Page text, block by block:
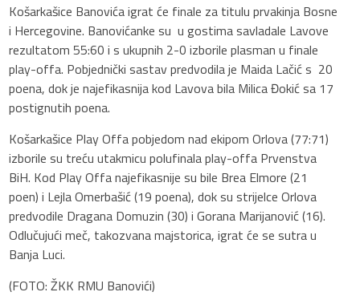
Košarkašice Banovića igrat će finale za titulu prvakinja Bosne
i Hercegovine. Banovićanke su u gostima savladale Lavove
rezultatom 55:60 i s ukupnih 2-0 izborile plasman u finale
play-offa. Pobjednički sastav predvodila je Maida Lačić s 20
poena, dok je najefikasnija kod Lavova bila Milica Đokić sa 17
postignutih poena.
Košarkašice Play Offa pobjedom nad ekipom Orlova (77:71)
izborile su treću utakmicu polufinala play-offa Prvenstva
BiH. Kod Play Offa najefikasnije su bile Brea Elmore (21
poen) i Lejla Omerbašić (19 poena), dok su strijelce Orlova
predvodile Dragana Domuzin (30) i Gorana Marijanović (16).
Odlučujući meč, takozvana majstorica, igrat će se sutra u
Banja Luci.
(FOTO: ŽKK RMU Banovići)